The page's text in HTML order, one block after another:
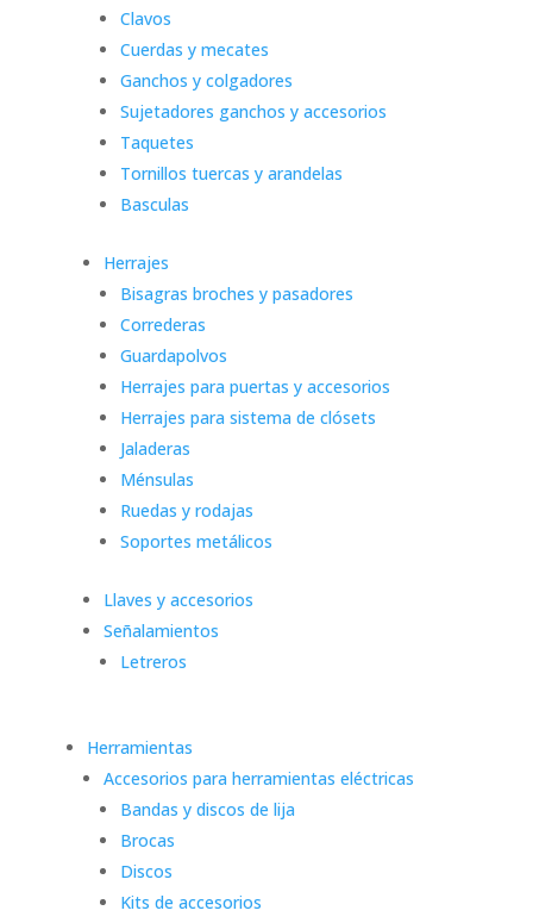
Clavos
Cuerdas y mecates
Ganchos y colgadores
Sujetadores ganchos y accesorios
Taquetes
Tornillos tuercas y arandelas
Basculas
Herrajes
Bisagras broches y pasadores
Correderas
Guardapolvos
Herrajes para puertas y accesorios
Herrajes para sistema de clósets
Jaladeras
Ménsulas
Ruedas y rodajas
Soportes metálicos
Llaves y accesorios
Señalamientos
Letreros
Herramientas
Accesorios para herramientas eléctricas
Bandas y discos de lija
Brocas
Discos
Kits de accesorios